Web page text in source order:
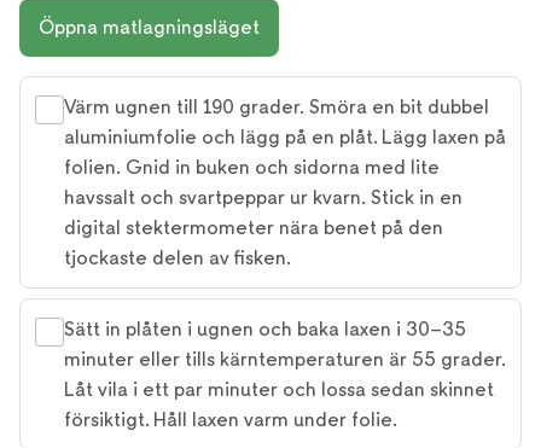
Öppna matlagningsläget
Värm ugnen till 190 grader. Smöra en bit dubbel
aluminiumfolie och lägg på en plåt. Lägg laxen på
folien. Gnid in buken och sidorna med lite
havssalt och svartpeppar ur kvarn. Stick in en
digital stektermometer nära benet på den
tjockaste delen av fisken.
Sätt in plåten i ugnen och baka laxen i 30–35
minuter eller tills kärntemperaturen är 55 grader.
Låt vila i ett par minuter och lossa sedan skinnet
försiktigt. Håll laxen varm under folie.